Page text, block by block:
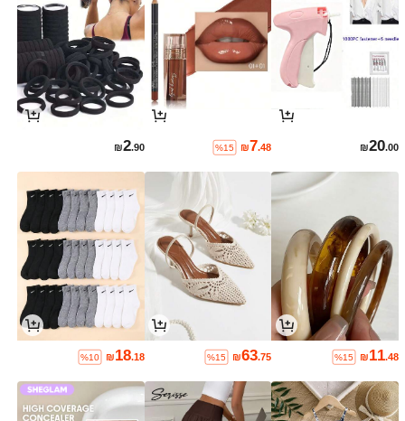
₪20.00
₪7.48
%15
₪2.90
₪11.48
%15
₪63.75
%15
₪18.18
%10